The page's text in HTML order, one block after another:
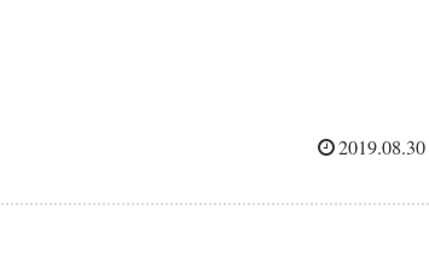
2019.08.30